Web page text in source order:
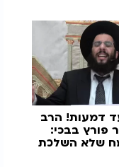
דמעות! הרב
פורץ בבכי:
שלא השלכת